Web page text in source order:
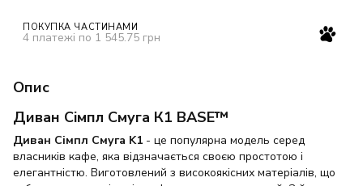
ПОКУПКА ЧАСТИНАМИ
4 платежі по 1 545.75 грн
Опис
Диван Сімпл Смуга К1 BASE™
Диван Сімпл Смуга K1 - це популярна модель серед
власників кафе, яка відзначається своєю простотою і
елегантністю. Виготовлений з високоякісних матеріалів, що